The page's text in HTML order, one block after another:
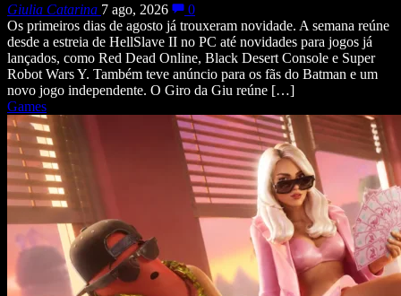
Giulia Catarina 7 ago, 2026
0
Os primeiros dias de agosto já trouxeram novidade. A semana reúne
desde a estreia de HellSlave II no PC até novidades para jogos já
lançados, como Red Dead Online, Black Desert Console e Super
Robot Wars Y. Também teve anúncio para os fãs do Batman e um
novo jogo independente. O Giro da Giu reúne […]
Games